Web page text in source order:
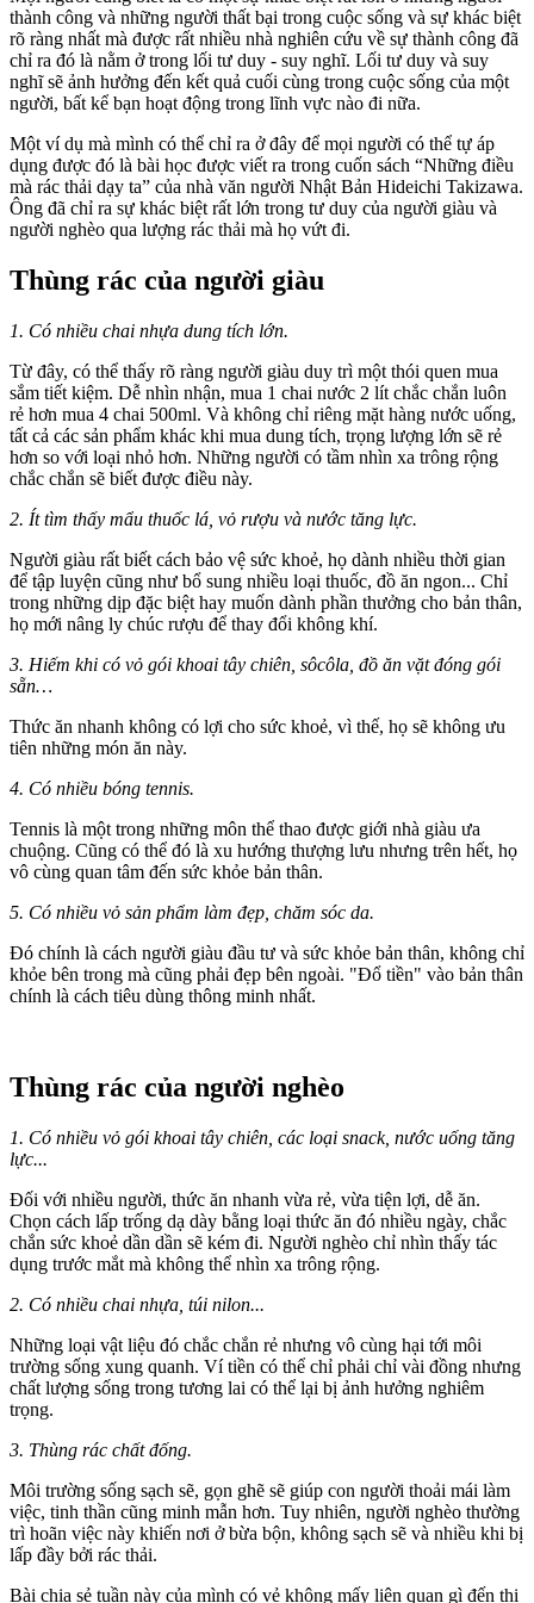
thành công và những người thất bại trong cuộc sống và sự khác biệt
rõ ràng nhất mà được rất nhiều nhà nghiên cứu về sự thành công đã
chỉ ra đó là nằm ở trong lối tư duy - suy nghĩ. Lối tư duy và suy
nghĩ sẽ ảnh hưởng đến kết quả cuối cùng trong cuộc sống của một
người, bất kể bạn hoạt động trong lĩnh vực nào đi nữa.
Một ví dụ mà mình có thể chỉ ra ở đây để mọi người có thể tự áp
dụng được đó là bài học được viết ra trong cuốn sách “Những điều
mà rác thải dạy ta” của nhà văn người Nhật Bản Hideichi Takizawa.
Ông đã chỉ ra sự khác biệt rất lớn trong tư duy của người giàu và
người nghèo qua lượng rác thải mà họ vứt đi.
Thùng rác của người giàu
1. Có nhiều chai nhựa dung tích lớn.
Từ đây, có thể thấy rõ ràng người giàu duy trì một thói quen mua
sắm tiết kiệm. Dễ nhìn nhận, mua 1 chai nước 2 lít chắc chắn luôn
rẻ hơn mua 4 chai 500ml. Và không chỉ riêng mặt hàng nước uống,
tất cả các sản phẩm khác khi mua dung tích, trọng lượng lớn sẽ rẻ
hơn so với loại nhỏ hơn. Những người có tầm nhìn xa trông rộng
chắc chắn sẽ biết được điều này.
2. Ít tìm thấy mẩu thuốc lá, vỏ rượu và nước tăng lực.
Người giàu rất biết cách bảo vệ sức khoẻ, họ dành nhiều thời gian
để tập luyện cũng như bổ sung nhiều loại thuốc, đồ ăn ngon... Chỉ
trong những dịp đặc biệt hay muốn dành phần thưởng cho bản thân,
họ mới nâng ly chúc rượu để thay đổi không khí.
3. Hiếm khi có vỏ gói khoai tây chiên, sôcôla, đồ ăn vặt đóng gói
sẵn…
Thức ăn nhanh không có lợi cho sức khoẻ, vì thế, họ sẽ không ưu
tiên những món ăn này.
4. Có nhiều bóng tennis.
Tennis là một trong những môn thể thao được giới nhà giàu ưa
chuộng. Cũng có thể đó là xu hướng thượng lưu nhưng trên hết, họ
vô cùng quan tâm đến sức khỏe bản thân.
5. Có nhiều vỏ sản phẩm làm đẹp, chăm sóc da.
Đó chính là cách người giàu đầu tư và sức khỏe bản thân, không chỉ
khỏe bên trong mà cũng phải đẹp bên ngoài. "Đổ tiền" vào bản thân
chính là cách tiêu dùng thông minh nhất.
Thùng rác của người nghèo
1. Có nhiều vỏ gói khoai tây chiên, các loại snack, nước uống tăng
lực...
Đối với nhiều người, thức ăn nhanh vừa rẻ, vừa tiện lợi, dễ ăn.
Chọn cách lấp trống dạ dày bằng loại thức ăn đó nhiều ngày, chắc
chắn sức khoẻ dần dần sẽ kém đi. Người nghèo chỉ nhìn thấy tác
dụng trước mắt mà không thể nhìn xa trông rộng.
2. Có nhiều chai nhựa, túi nilon...
Những loại vật liệu đó chắc chắn rẻ nhưng vô cùng hại tới môi
trường sống xung quanh. Ví tiền có thể chỉ phải chỉ vài đồng nhưng
chất lượng sống trong tương lai có thể lại bị ảnh hưởng nghiêm
trọng.
3. Thùng rác chất đống.
Môi trường sống sạch sẽ, gọn ghẽ sẽ giúp con người thoải mái làm
việc, tinh thần cũng minh mẫn hơn. Tuy nhiên, người nghèo thường
trì hoãn việc này khiến nơi ở bừa bộn, không sạch sẽ và nhiều khi bị
lấp đầy bởi rác thải.
Bài chia sẻ tuần này của mình có vẻ không mấy liên quan gì đến thị